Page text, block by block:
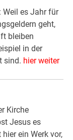
Weil es Jahr für
geht,
bleiben
in der
sind. hier weiter
Kirche
Jesus es
ein Werk vor,